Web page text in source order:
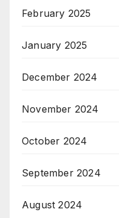
February 2025
January 2025
December 2024
November 2024
October 2024
September 2024
August 2024